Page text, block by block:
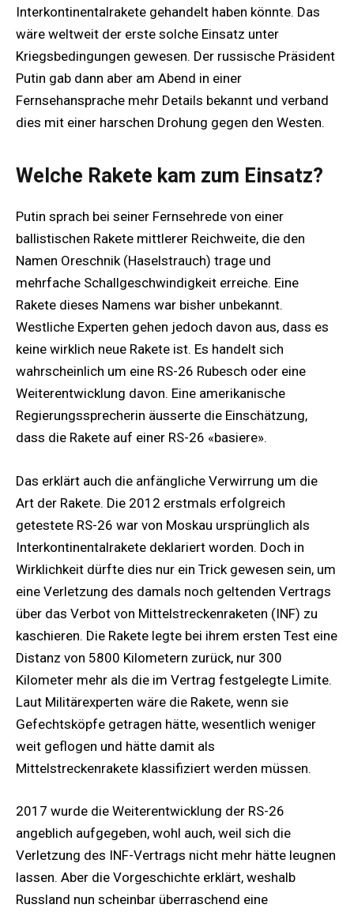
Interkontinentalrakete gehandelt haben könnte. Das
wäre weltweit der erste solche Einsatz unter
Kriegsbedingungen gewesen. Der russische Präsident
Putin gab dann aber am Abend in einer
Fernsehansprache mehr Details bekannt und verband
dies mit einer harschen Drohung gegen den Westen.
Welche Rakete kam zum Einsatz?
Putin sprach bei seiner Fernsehrede von einer
ballistischen Rakete mittlerer Reichweite, die den
Namen Oreschnik (Haselstrauch) trage und
mehrfache Schallgeschwindigkeit erreiche. Eine
Rakete dieses Namens war bisher unbekannt.
Westliche Experten gehen jedoch davon aus, dass es
keine wirklich neue Rakete ist. Es handelt sich
wahrscheinlich um eine RS-26 Rubesch oder eine
Weiterentwicklung davon. Eine amerikanische
Regierungssprecherin äusserte die Einschätzung,
dass die Rakete auf einer RS-26 «basiere».
Das erklärt auch die anfängliche Verwirrung um die
Art der Rakete. Die 2012 erstmals erfolgreich
getestete RS-26 war von Moskau ursprünglich als
Interkontinentalrakete deklariert worden. Doch in
Wirklichkeit dürfte dies nur ein Trick gewesen sein, um
eine Verletzung des damals noch geltenden Vertrags
über das Verbot von Mittelstreckenraketen (INF) zu
kaschieren. Die Rakete legte bei ihrem ersten Test eine
Distanz von 5800 Kilometern zurück, nur 300
Kilometer mehr als die im Vertrag festgelegte Limite.
Laut Militärexperten wäre die Rakete, wenn sie
Gefechtsköpfe getragen hätte, wesentlich weniger
weit geflogen und hätte damit als
Mittelstreckenrakete klassifiziert werden müssen.
2017 wurde die Weiterentwicklung der RS-26
angeblich aufgegeben, wohl auch, weil sich die
Verletzung des INF-Vertrags nicht mehr hätte leugnen
lassen. Aber die Vorgeschichte erklärt, weshalb
Russland nun scheinbar überraschend eine